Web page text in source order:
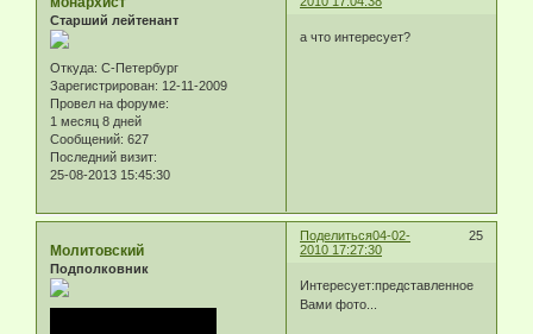
Старший лейтенант
Откуда: С-Петербург
Зарегистрирован: 12-11-2009
Провел на форуме:
1 месяц 8 дней
Сообщений: 627
Последний визит:
25-08-2013 15:45:30
а что интересует?
Поделиться 25
04-02-
2010 17:27:30
Молитовский
Подполковник
Интересует:представленное
Вами фото...